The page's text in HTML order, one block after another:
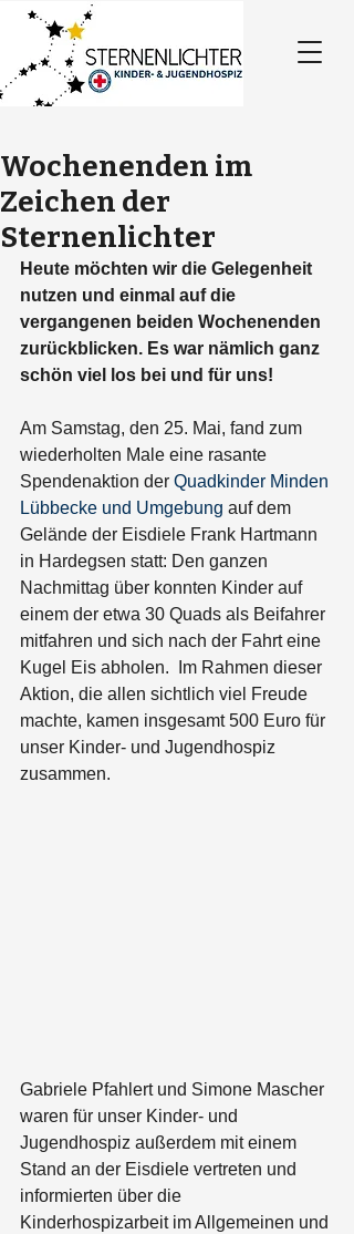
Wochenenden im
Zeichen der
Sternenlichter
Heute möchten wir die Gelegenheit
nutzen und einmal auf die
vergangenen beiden Wochenenden
zurückblicken. Es war nämlich ganz
schön viel los bei und für uns!
Am Samstag, den 25. Mai, fand zum
wiederholten Male eine rasante
Spendenaktion der Quadkinder Minden
Lübbecke und Umgebung auf dem
Gelände der Eisdiele Frank Hartmann
in Hardegsen statt: Den ganzen
Nachmittag über konnten Kinder auf
einem der etwa 30 Quads als Beifahrer
mitfahren und sich nach der Fahrt eine
Kugel Eis abholen.  Im Rahmen dieser
Aktion, die allen sichtlich viel Freude
machte, kamen insgesamt 500 Euro für
unser Kinder- und Jugendhospiz
zusammen.
Gabriele Pfahlert und Simone Mascher
waren für unser Kinder- und
Jugendhospiz außerdem mit einem
Stand an der Eisdiele vertreten und
informierten über die
Kinderhospizarbeit im Allgemeinen und